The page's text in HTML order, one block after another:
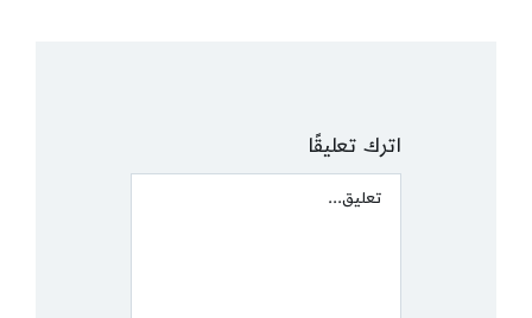
اترك تعليقًا
Comment